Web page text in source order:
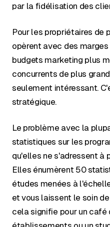
par la fidélisation des
Pour les propriétaires de
opèrent avec des
budgets marketing plus
concurrents de plus
seulement intéressant.
stratégique.
Le problème avec la
statistiques sur les
qu'elles ne s'adressent à
Elles énumèrent 50
études menées à
et vous laissent le soin
cela signifie pour un café